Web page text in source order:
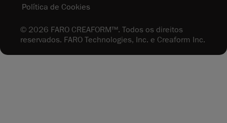
© 2026 FARO CREAFORM™. Todos os direitos
reservados. FARO Technologies, Inc. e Creaform Inc.
Política de Cookies